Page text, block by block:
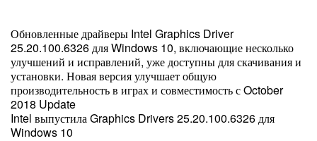
Обновленные драйверы Intel Graphics Driver
25.20.100.6326 для Windows 10, включающие несколько
улучшений и исправлений, уже доступны для скачивания и
установки. Новая версия улучшает общую
производительность в играх и совместимость с October
2018 Update
Intel выпустила Graphics Drivers 25.20.100.6326 для
Windows 10